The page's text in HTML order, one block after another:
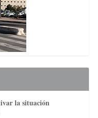
la situación